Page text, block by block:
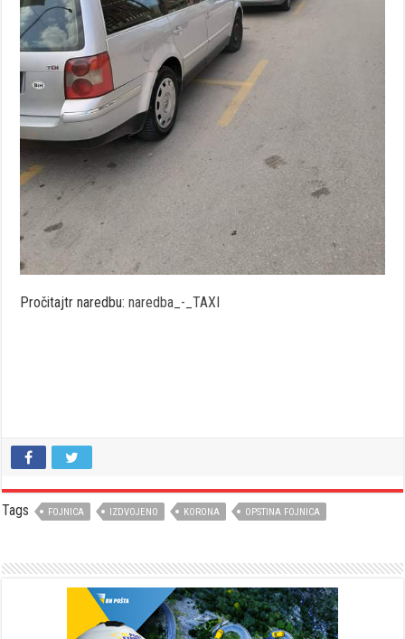
Pročitajtr naredbu:naredba_-_TAXI
Tags FOJNICA IZDVOJENO KORONA OPSTINA FOJNICA